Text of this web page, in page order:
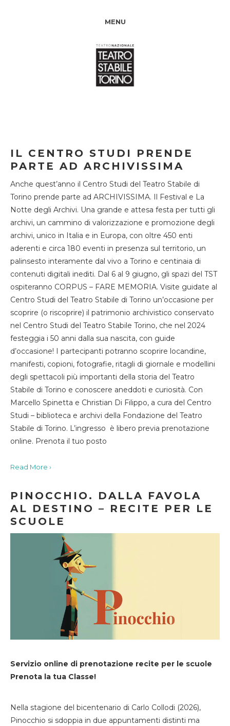
MENU
IL CENTRO STUDI PRENDE
PARTE AD ARCHIVISSIMA
Anche quest’anno il Centro Studi del Teatro Stabile di
Torino prende parte ad ARCHIVISSIMA. Il Festival e La
Notte degli Archivi. Una grande e attesa festa per tutti gli
archivi, un cammino di valorizzazione e promozione degli
archivi, unico in Italia e in Europa, con oltre 450 enti
aderenti e circa 180 eventi in presenza sul territorio, un
palinsesto interamente dal vivo a Torino e centinaia di
contenuti digitali inediti. Dal 6 al 9 giugno, gli spazi del TST
ospiteranno CORPUS – FARE MEMORIA. Visite guidate al
Centro Studi del Teatro Stabile di Torino un’occasione per
scoprire (o riscoprire) il patrimonio archivistico conservato
nel Centro Studi del Teatro Stabile Torino, che nel 2024
festeggia i 50 anni dalla sua nascita, con guide
d’occasione! I partecipanti potranno scoprire locandine,
manifesti, copioni, fotografie, ritagli di giornale e modellini
degli spettacoli più importanti della storia del Teatro
Stabile di Torino e conoscere aneddoti e curiosità. Con
Marcello Spinetta e Christian Di Filippo, a cura del Centro
Studi – biblioteca e archivi della Fondazione del Teatro
Stabile di Torino. L’ingresso è libero previa prenotazione
online. Prenota il tuo posto
Read More ›
PINOCCHIO. DALLA FAVOLA
AL DESTINO – RECITE PER LE
SCUOLE
Servizio online di prenotazione recite per le scuole
Prenota la tua Classe!
Nella stagione del bicentenario di Carlo Collodi (2026),
Pinocchio si sdoppia in due appuntamenti distinti ma